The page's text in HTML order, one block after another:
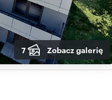
7 Zobacz galerię